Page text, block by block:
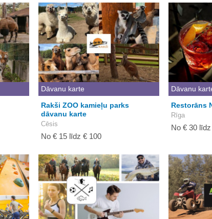
Dāvanu karte
Rakši ZOO kamieļu parks
dāvanu karte
Cēsis
No € 15 līdz € 100
Dāvanu
Restorāns
Rīga
No € 30